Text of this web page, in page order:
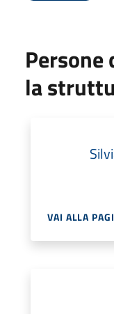
Persone
la
VAI ALLA